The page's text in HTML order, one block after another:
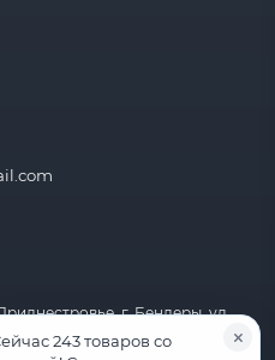
г. Бендеры, ул.
243 товаров со